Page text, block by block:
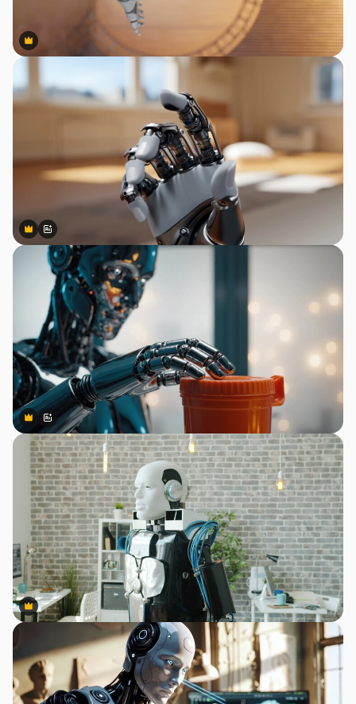
Premium
Premium
Premium
Premium
สร้างขึ้นโดย AI
Premium
Premium
สร้างขึ้นโดย AI
Premium
Premium